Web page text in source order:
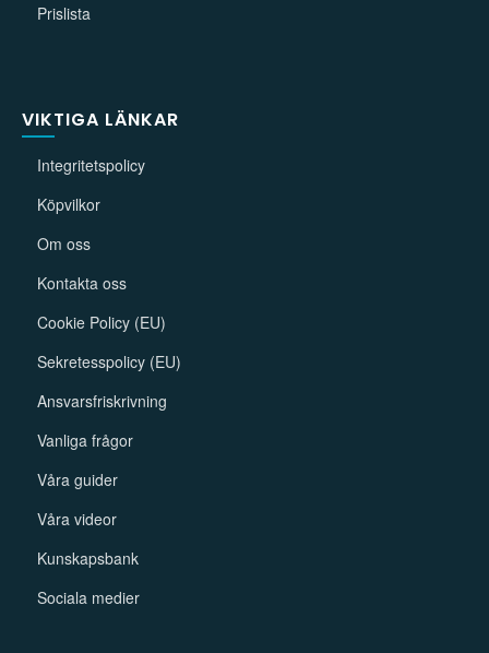
Prislista
VIKTIGA LÄNKAR
Integritetspolicy
Köpvilkor
Om oss
Kontakta oss
Cookie Policy (EU)
Sekretesspolicy (EU)
Ansvarsfriskrivning
Vanliga frågor
Våra guider
Våra videor
Kunskapsbank
Sociala medier